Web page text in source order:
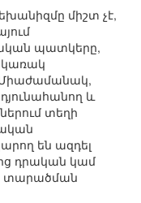
միշտ չէ,
պատկերը,
և
տեղի
են ազդել
դրական կամ
տարածման